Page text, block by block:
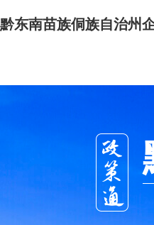
黔东南苗族侗族自治州